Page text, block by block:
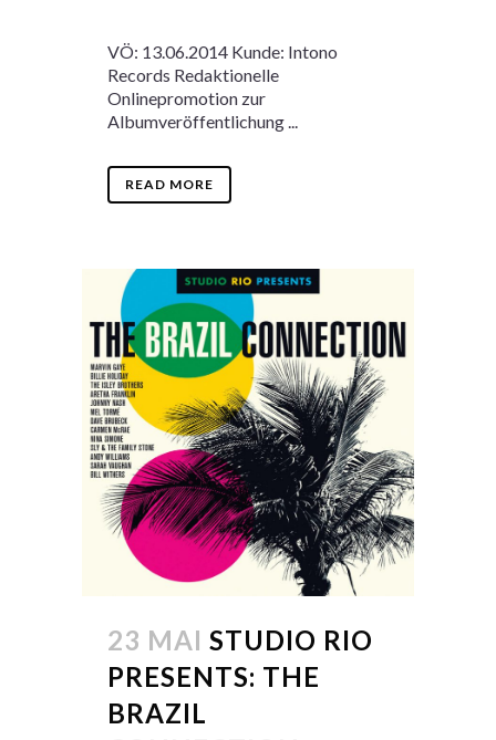
VÖ: 13.06.2014 Kunde: Intono
Records Redaktionelle
Onlinepromotion zur
Albumveröffentlichung ...
READ MORE
23 MAI STUDIO RIO
PRESENTS: THE
BRAZIL